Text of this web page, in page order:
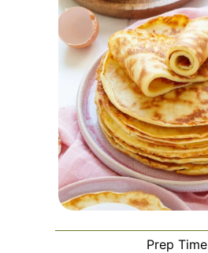
Prep Time